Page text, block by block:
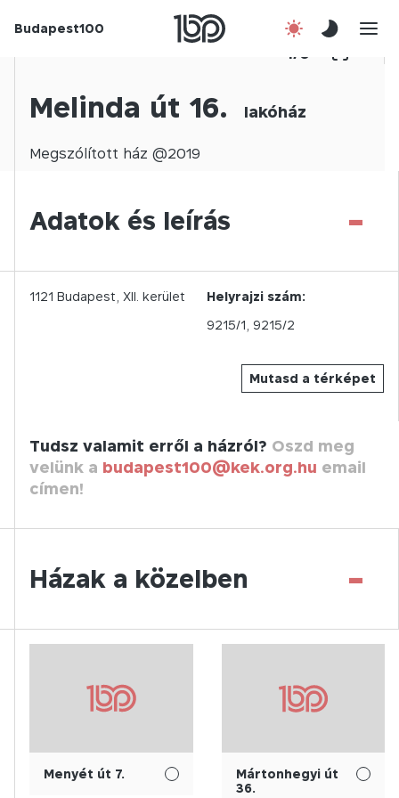
Budapest100
1/ 0
Melinda út 16. lakóház
Megszólított ház @2019
Adatok és leírás -
Mutasd a térképet
1121 Budapest, XII. kerület
Helyrajzi szám:
9215/1, 9215/2
Tudsz valamit erről a házról? Oszd meg
velünk a budapest100@kek.org.hu email
címen!
Házak a közelben -
Menyét út 7.
Mártonhegyi út
36.